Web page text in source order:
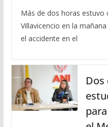
Más de dos horas estuvo
Villavicencio en la
el accidente en el
Dos